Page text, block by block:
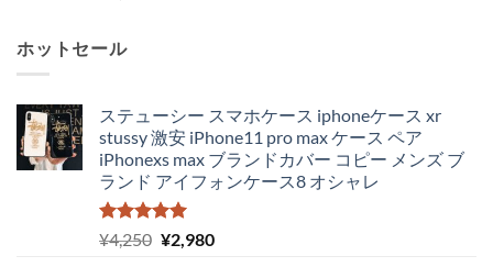
ホットセール
ステューシー スマホケース iphoneケース xr
stussy 激安 iPhone11 pro max ケース ペア
iPhonexs max ブランドカバー コピー メンズ ブ
ランド アイフォンケース8 オシャレ
5段階中
5.00
の評価
¥4,250 元
¥2,980現